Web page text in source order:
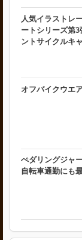
人気イラストレ
ートシリーズ第3
ントサイクルキ
オフバイクウエ
ぺダリングジャ
自転車通勤にも